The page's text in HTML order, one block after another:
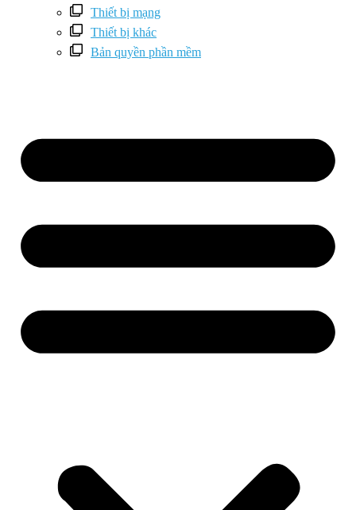
Thiết bị mạng
Thiết bị khác
Bản quyền phần mềm